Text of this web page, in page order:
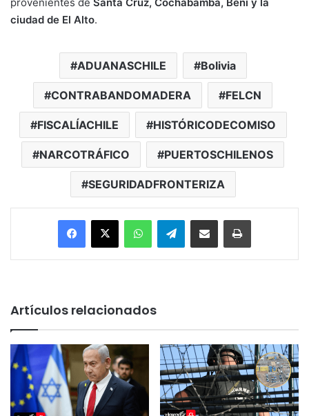
provenientes de Santa Cruz, Cochabamba, Beni y la
ciudad de El Alto.
ADUANASCHILE Bolivia
CONTRABANDOMADERA FELCN
FISCALÍACHILE HISTÓRICODECOMISO
NARCOTRÁFICO PUERTOSCHILENOS
SEGURIDADFRONTERIZA
Facebook
X WhatsAppTelegramEnviar vía email Imprimir
Artículos relacionados